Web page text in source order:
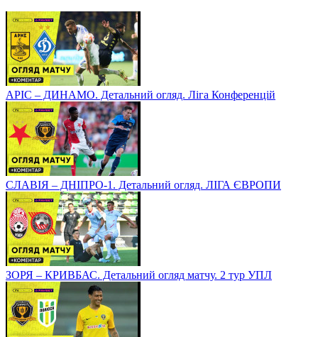
АРІС – ДИНАМО. Детальний огляд. Ліга Конференцій
СЛАВІЯ – ДНІПРО-1. Детальний огляд. ЛІГА ЄВРОПИ
ЗОРЯ – КРИВБАС. Детальний огляд матчу. 2 тур УПЛ